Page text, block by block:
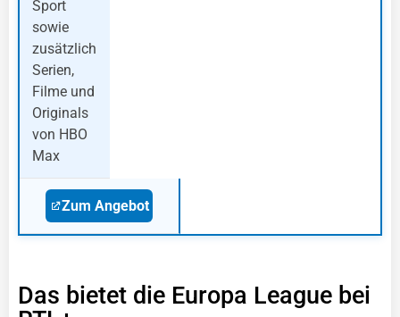
Sport
sowie
zusätzlich
Serien,
Filme und
Originals
von HBO
Max
Zum Angebot
Das bietet die Europa League bei